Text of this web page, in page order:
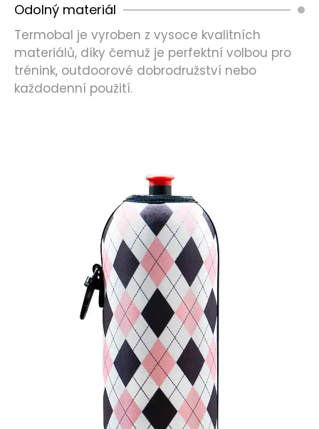
Odolný materiál
Termobal je vyroben z vysoce kvalitních
materiálů, díky čemuž je perfektní volbou pro
trénink, outdoorové dobrodružství nebo
každodenní použití.